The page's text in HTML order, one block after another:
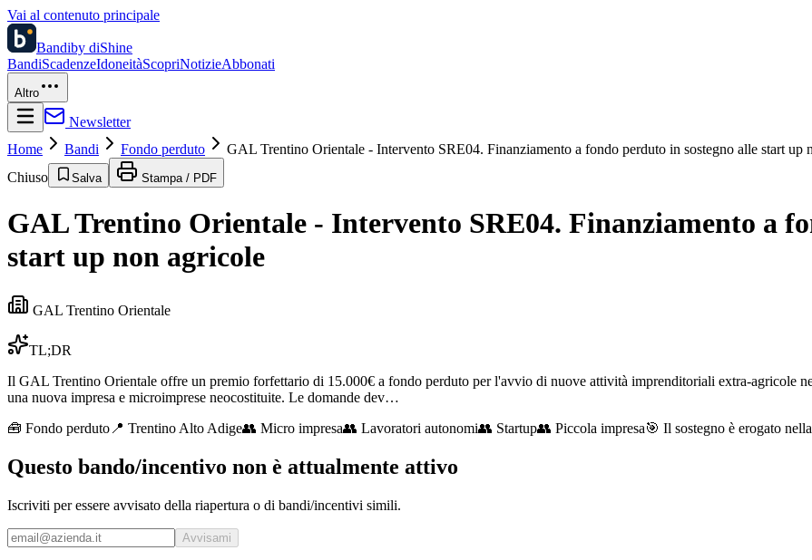
Vai al contenuto principale
Bandiby diShine
BandiScadenzeIdoneitàScopriNotizieAbbonati
Altro
Newsletter
Home
Bandi Fondo perduto
GAL Trentino Orientale - Intervento SRE04. Finanziamento a fondo perduto in sostegno alle start up
Chiuso
Salva Stampa / PDF
GAL Trentino Orientale - Intervento SRE04. Finanziamento a
start up non agricole
GAL Trentino Orientale
TL;DR
Il GAL Trentino Orientale offre un premio forfettario di 15.000€ a fondo perduto per l'avvio di nuove attività imprenditoriali extra-agricole
una nuova impresa e microimprese neocostituite. Le domande dev…
🧰 Fondo perduto 📍 Trentino Alto Adige👥 Micro impresa👥 Lavoratori autonomi👥 Startup👥 Piccola impresa🎯 Il sostegno è erogato
Questo bando/incentivo non è attualmente attivo
Iscriviti per essere avvisato della riapertura o di bandi/incentivi simili.
Avvisami